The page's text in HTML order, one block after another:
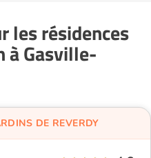
les résidences
à Gasville-
DE REVERDY